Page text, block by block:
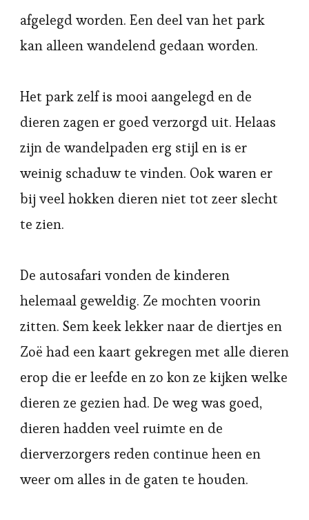
afgelegd worden. Een deel van het park
kan alleen wandelend gedaan worden.
Het park zelf is mooi aangelegd en de
dieren zagen er goed verzorgd uit. Helaas
zijn de wandelpaden erg stijl en is er
weinig schaduw te vinden. Ook waren er
bij veel hokken dieren niet tot zeer slecht
te zien.
De autosafari vonden de kinderen
helemaal geweldig. Ze mochten voorin
zitten. Sem keek lekker naar de diertjes en
Zoë had een kaart gekregen met alle dieren
erop die er leefde en zo kon ze kijken welke
dieren ze gezien had. De weg was goed,
dieren hadden veel ruimte en de
dierverzorgers reden continue heen en
weer om alles in de gaten te houden.